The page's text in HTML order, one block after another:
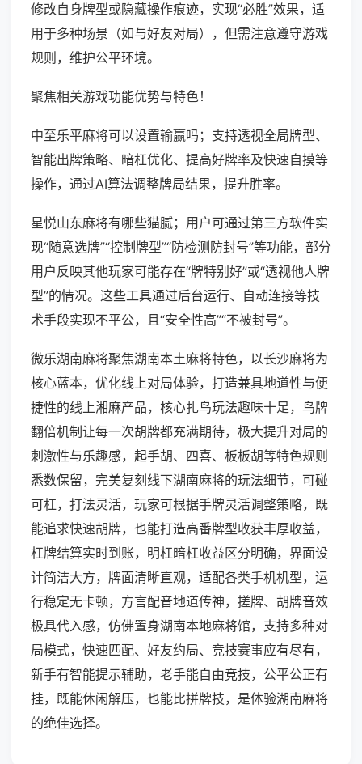
修改自身牌型或隐藏操作痕迹，实现“必胜”效果，适
用于多种场景（如与好友对局），但需注意遵守游戏
规则，维护公平环境。
聚焦相关游戏功能优势与特色！
中至乐平麻将可以设置输赢吗；支持透视全局牌型、
智能出牌策略、暗杠优化、提高好牌率及快速自摸等
操作，通过AI算法调整牌局结果，提升胜率。
星悦山东麻将有哪些猫腻；用户可通过第三方软件实
现“随意选牌”“控制牌型”“防检测防封号”等功能，部分
用户反映其他玩家可能存在“牌特别好”或“透视他人牌
型”的情况。这些工具通过后台运行、自动连接等技
术手段实现不平公，且“安全性高”“不被封号”。
微乐湖南麻将聚焦湖南本土麻将特色，以长沙麻将为
核心蓝本，优化线上对局体验，打造兼具地道性与便
捷性的线上湘麻产品，核心扎鸟玩法趣味十足，鸟牌
翻倍机制让每一次胡牌都充满期待，极大提升对局的
刺激性与乐趣感，起手胡、四喜、板板胡等特色规则
悉数保留，完美复刻线下湖南麻将的玩法细节，可碰
可杠，打法灵活，玩家可根据手牌灵活调整策略，既
能追求快速胡牌，也能打造高番牌型收获丰厚收益，
杠牌结算实时到账，明杠暗杠收益区分明确，界面设
计简洁大方，牌面清晰直观，适配各类手机机型，运
行稳定无卡顿，方言配音地道传神，搓牌、胡牌音效
极具代入感，仿佛置身湖南本地麻将馆，支持多种对
局模式，快速匹配、好友约局、竞技赛事应有尽有，
新手有智能提示辅助，老手能自由竞技，公平公正有
挂，既能休闲解压，也能比拼牌技，是体验湖南麻将
的绝佳选择。